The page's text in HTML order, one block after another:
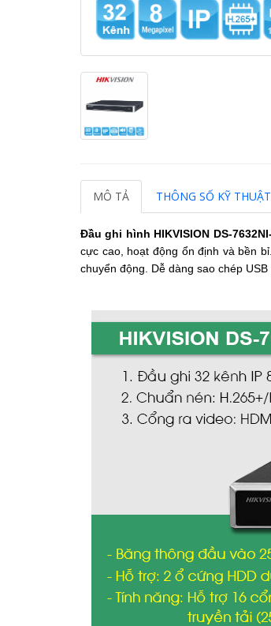
MÔ TẢ THÔNG SỐ KỸ THUẬT
Đầu ghi hình HIKVISION DS-
cực cao, hoạt động ổn định và bền
chuyển động. Dễ dàng sao chép